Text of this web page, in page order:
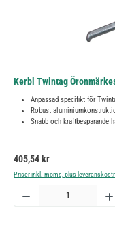
Kerbl Twintag
Anpassad specifikt för
Robust
Snabb och kraftbesparande
Ordinarie pris:
405,54 kr
Priser inkl. moms, plus
Produktkvantitet: Ange önskat